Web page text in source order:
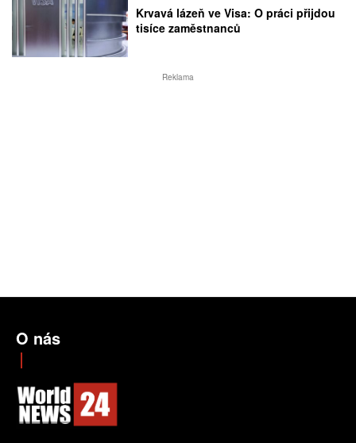
Krvavá lázeň ve Visa: O práci přijdou
tisíce zaměstnanců
Reklama
O nás